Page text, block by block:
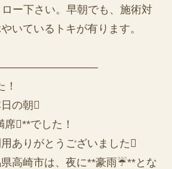
ー下さい。早朝でも、施術対
いているトキが有ります。
の朝
**でした！
ありがとうございました
高崎市は、夜に**豪雨☔**とな